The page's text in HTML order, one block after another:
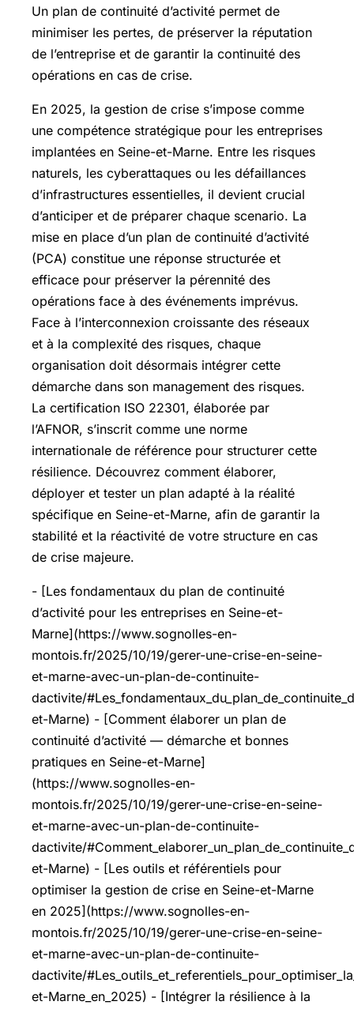
Un plan de continuité d’activité permet de
minimiser les pertes, de préserver la réputation
de l’entreprise et de garantir la continuité des
opérations en cas de crise.
En 2025, la gestion de crise s’impose comme
une compétence stratégique pour les entreprises
implantées en Seine-et-Marne. Entre les risques
naturels, les cyberattaques ou les défaillances
d’infrastructures essentielles, il devient crucial
d’anticiper et de préparer chaque scenario. La
mise en place d’un plan de continuité d’activité
(PCA) constitue une réponse structurée et
efficace pour préserver la pérennité des
opérations face à des événements imprévus.
Face à l’interconnexion croissante des réseaux
et à la complexité des risques, chaque
organisation doit désormais intégrer cette
démarche dans son management des risques.
La certification ISO 22301, élaborée par
l’AFNOR, s’inscrit comme une norme
internationale de référence pour structurer cette
résilience. Découvrez comment élaborer,
déployer et tester un plan adapté à la réalité
spécifique en Seine-et-Marne, afin de garantir la
stabilité et la réactivité de votre structure en cas
de crise majeure.
- [Les fondamentaux du plan de continuité
d’activité pour les entreprises en Seine-et-
Marne](https://www.sognolles-en-
montois.fr/2025/10/19/gerer-une-crise-en-seine-
et-marne-avec-un-plan-de-continuite-
dactivite/
et-Marne) - [Comment élaborer un plan de
continuité d’activité — démarche et bonnes
pratiques en Seine-et-Marne]
(https://www.sognolles-en-
montois.fr/2025/10/19/gerer-une-crise-en-seine-
et-marne-avec-un-plan-de-continuite-
dactivite/
et-Marne) - [Les outils et référentiels pour
optimiser la gestion de crise en Seine-et-Marne
en 2025](https://www.sognolles-en-
montois.fr/2025/10/19/gerer-une-crise-en-seine-
et-marne-avec-un-plan-de-continuite-
dactivite/
et-Marne_en_2025) - [Intégrer la résilience à la